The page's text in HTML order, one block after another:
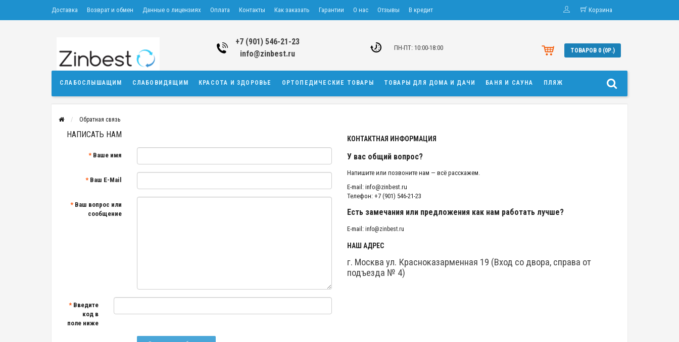
Доставка Возврат и обмен Данные о лицензиях Оплата Контакты Как заказать Гарантии О нас Отзывы В кредит Корзина
+7 (901) 546-21-23
info@zinbest.ru
ПН-ПТ: 10:00-18:00 ТОВАРОВ 0 (0Р.)
СЛАБОСЛЫШАЩИМ СЛАБОВИДЯЩИМ КРАСОТА И ЗДОРОВЬЕ ОРТОПЕДИЧЕСКИЕ ТОВАРЫ ТОВАРЫ ДЛЯ ДОМА И ДАЧИ БАНЯ И САУНА ПЛЯЖ
Обратная связь
НАПИСАТЬ НАМ
Ваше имя
Ваш E-Mail
Ваш вопрос или
сообщение
Введите
код в
поле ниже
КОНТАКТНАЯ ИНФОРМАЦИЯ
У вас общий вопрос?
Напишите или позвоните нам — всё расскажем.
E-mail: info@zinbest.ru
Телефон: +7 (901) 546-21-23
Есть замечания или предложения как нам работать лучше?
E-mail: info@zinbest.ru
НАШ АДРЕС
г. Москва ул. Красноказарменная 19 (Вход со двора, справа от
подъезда № 4)